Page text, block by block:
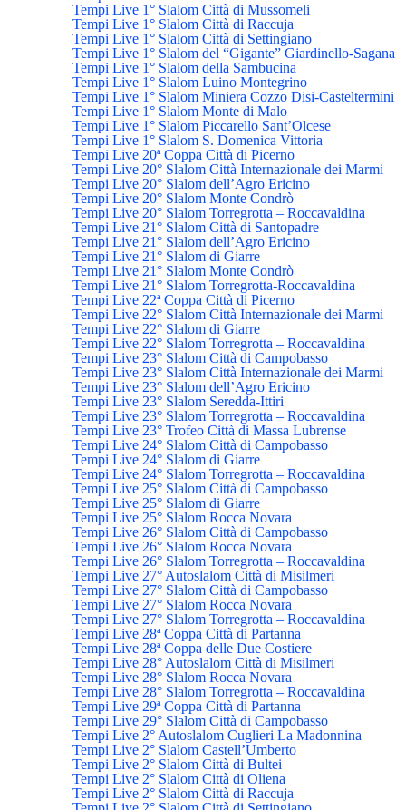
Tempi Live 1° Slalom Città di Mussomeli
Tempi Live 1° Slalom Città di Raccuja
Tempi Live 1° Slalom Città di Settingiano
Tempi Live 1° Slalom del “Gigante” Giardinello-Sagana
Tempi Live 1° Slalom della Sambucina
Tempi Live 1° Slalom Luino Montegrino
Tempi Live 1° Slalom Miniera Cozzo Disi-Casteltermini
Tempi Live 1° Slalom Monte di Malo
Tempi Live 1° Slalom Piccarello Sant’Olcese
Tempi Live 1° Slalom S. Domenica Vittoria
Tempi Live 20ª Coppa Città di Picerno
Tempi Live 20° Slalom Città Internazionale dei Marmi
Tempi Live 20° Slalom dell’Agro Ericino
Tempi Live 20° Slalom Monte Condrò
Tempi Live 20° Slalom Torregrotta – Roccavaldina
Tempi Live 21° Slalom Città di Santopadre
Tempi Live 21° Slalom dell’Agro Ericino
Tempi Live 21° Slalom di Giarre
Tempi Live 21° Slalom Monte Condrò
Tempi Live 21° Slalom Torregrotta-Roccavaldina
Tempi Live 22ª Coppa Città di Picerno
Tempi Live 22° Slalom Città Internazionale dei Marmi
Tempi Live 22° Slalom di Giarre
Tempi Live 22° Slalom Torregrotta – Roccavaldina
Tempi Live 23° Slalom Città di Campobasso
Tempi Live 23° Slalom Città Internazionale dei Marmi
Tempi Live 23° Slalom dell’Agro Ericino
Tempi Live 23° Slalom Seredda-Ittiri
Tempi Live 23° Slalom Torregrotta – Roccavaldina
Tempi Live 23° Trofeo Città di Massa Lubrense
Tempi Live 24° Slalom Città di Campobasso
Tempi Live 24° Slalom di Giarre
Tempi Live 24° Slalom Torregrotta – Roccavaldina
Tempi Live 25° Slalom Città di Campobasso
Tempi Live 25° Slalom di Giarre
Tempi Live 25° Slalom Rocca Novara
Tempi Live 26° Slalom Città di Campobasso
Tempi Live 26° Slalom Rocca Novara
Tempi Live 26° Slalom Torregrotta – Roccavaldina
Tempi Live 27° Autoslalom Città di Misilmeri
Tempi Live 27° Slalom Città di Campobasso
Tempi Live 27° Slalom Rocca Novara
Tempi Live 27° Slalom Torregrotta – Roccavaldina
Tempi Live 28ª Coppa Città di Partanna
Tempi Live 28ª Coppa delle Due Costiere
Tempi Live 28° Autoslalom Città di Misilmeri
Tempi Live 28° Slalom Rocca Novara
Tempi Live 28° Slalom Torregrotta – Roccavaldina
Tempi Live 29ª Coppa Città di Partanna
Tempi Live 29° Slalom Città di Campobasso
Tempi Live 2° Autoslalom Cuglieri La Madonnina
Tempi Live 2° Slalom Castell’Umberto
Tempi Live 2° Slalom Città di Bultei
Tempi Live 2° Slalom Città di Oliena
Tempi Live 2° Slalom Città di Raccuja